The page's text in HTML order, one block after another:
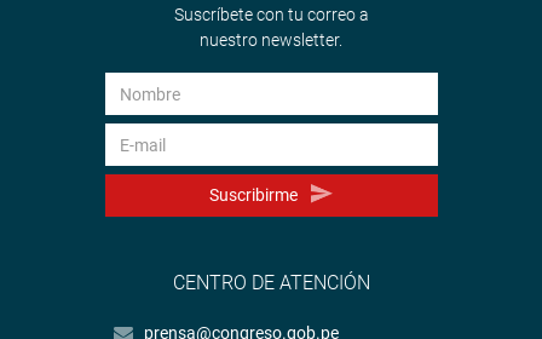
Suscríbete con tu correo a
nuestro newsletter.
Suscribirme
CENTRO DE ATENCIÓN
prensa@congreso.gob.pe